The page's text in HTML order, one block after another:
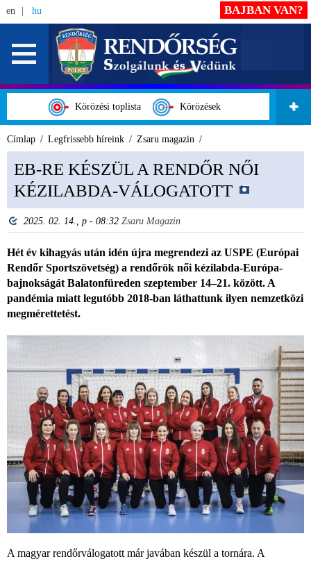
en hu
Körözési toplista Körözések
BAJBAN VAN?
Címlap Legfrissebb híreink Zsaru magazin
EB-RE KÉSZÜL A RENDŐR NŐI
KÉZILABDA-VÁLOGATOTT
2025. 02. 14., p - 08:32 Zsaru Magazin
Hét év kihagyás után idén újra megrendezi az USPE (Európai
Rendőr Sportszövetség) a rendőrök női kézilabda-Európa-
bajnokságát Balatonfüreden szeptember 14–21. között. A
pandémia miatt legutóbb 2018-ban láthattunk ilyen nemzetközi
megmérettetést.
A magyar rendőrválogatott már javában készül a tornára. A